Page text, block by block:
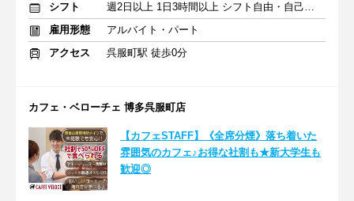
シフト
週2日以上 1日3時間以上 シフト自由・自己申告
雇用形態
アルバイト・パート
アクセス
呉服町駅 徒歩0分
カフェ・ベローチェ 博多呉服町店
【カフェSTAFF】《全席分煙》落ち着いた
雰囲気のカフェ♪お得な社割も★新大学生も
歓迎◎